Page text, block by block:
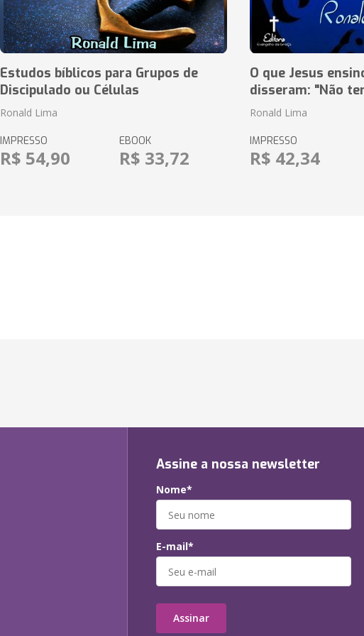
Estudos bíblicos para Grupos de
Discipulado ou Células
Ronald Lima
IMPRESSO
R$ 54,90
EBOOK
R$ 33,72
O que Jesus
disseram: "Não
Ronald Lima
IMPRESSO
R$ 42,34
Assine a nossa newsletter
Nome*
E-mail*
Assinar